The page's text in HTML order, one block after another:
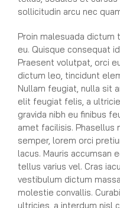
sollicitudin arcu nec
Proin malesuada dictum
eu. Quisque consequat
Praesent volutpat, orci
dictum leo, tincidunt
Nullam feugiat, nulla sit
elit feugiat felis, a
gravida nibh eu finibus
amet facilisis. Phasellus
semper, lorem orci
lacus. Mauris accumsan
tellus varius vel. Cras
vestibulum dictum
molestie convallis.
ultricies, a interdum nisl